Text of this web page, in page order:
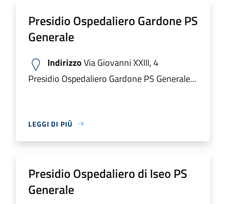
Presidio Ospedaliero Gardone PS
Generale
IndirizzoVia Giovanni XXIII, 4
Presidio Ospedaliero Gardone PS Generale...
LEGGI DI PIÙ
Presidio Ospedaliero di Iseo PS
Generale